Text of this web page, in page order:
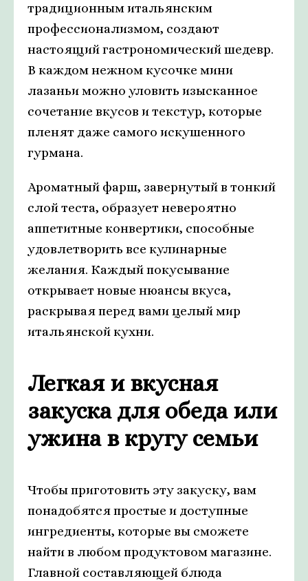
традиционным итальянским
профессионализмом, создают
настоящий гастрономический шедевр.
В каждом нежном кусочке мини
лазаньи можно уловить изысканное
сочетание вкусов и текстур, которые
пленят даже самого искушенного
гурмана.
Ароматный фарш, завернутый в тонкий
слой теста, образует невероятно
аппетитные конвертики, способные
удовлетворить все кулинарные
желания. Каждый покусывание
открывает новые нюансы вкуса,
раскрывая перед вами целый мир
итальянской кухни.
Легкая и вкусная
закуска для обеда или
ужина в кругу семьи
Чтобы приготовить эту закуску, вам
понадобятся простые и доступные
ингредиенты, которые вы сможете
найти в любом продуктовом магазине.
Главной составляющей блюда